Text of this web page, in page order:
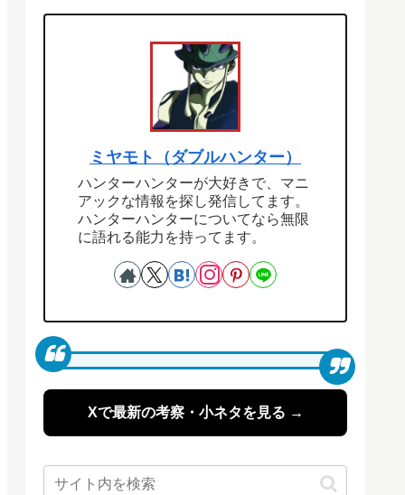
ミヤモト（ダブルハンター）
ハンターハンターが大好きで、マニ
アックな情報を探し発信してます。
ハンターハンターについてなら無限
に語れる能力を持ってます。
Xで最新の考察・小ネタを見る →